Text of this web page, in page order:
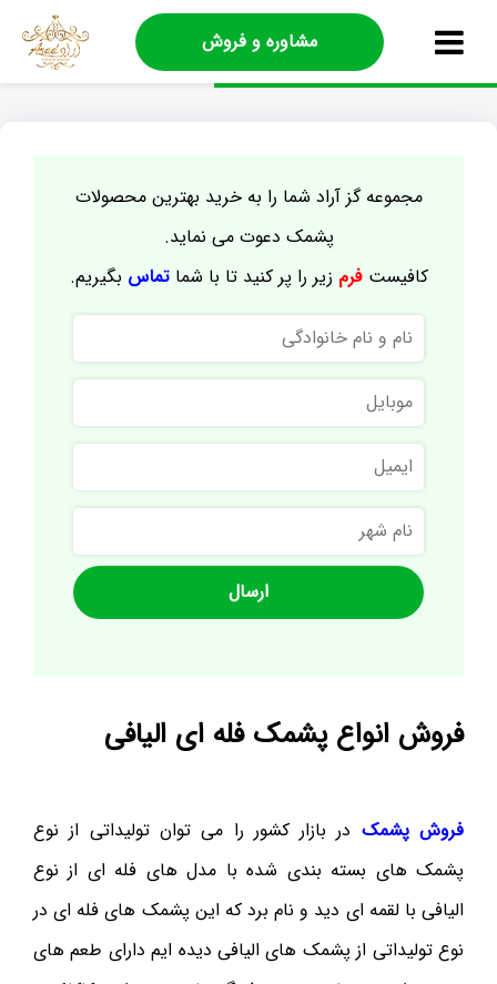
مشاوره و فروش
مجموعه گز آراد شما را به خرید بهترین محصولات
پشمک دعوت می نماید.
کافیستفرم زیر را پر کنید تا با شماتماس بگیریم.
نام
و
نام
خانوادگی
موبایل
ایمیل
نام
شهر
فروش انواع پشمک فله ای الیافی
فروش پشمک در بازار کشور را می توان تولیداتی از نوع
پشمک های بسته بندی شده با مدل های فله ای از نوع
الیافی با لقمه ای دید و نام برد که این پشمک های فله ای در
نوع تولیداتی از پشمک های الیافی دیده ایم دارای طعم های